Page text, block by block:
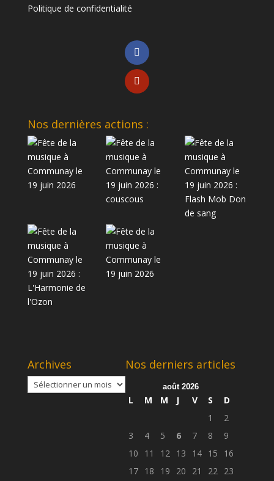
Politique de confidentialité
Nos dernières actions :
Archives
Archives
Nos derniers articles
août 2026
L M M J V S
D
1
2
3
4 5 6 7 8
9
10
11 12 13 14 15
16
17 18 19 20 21 22 23